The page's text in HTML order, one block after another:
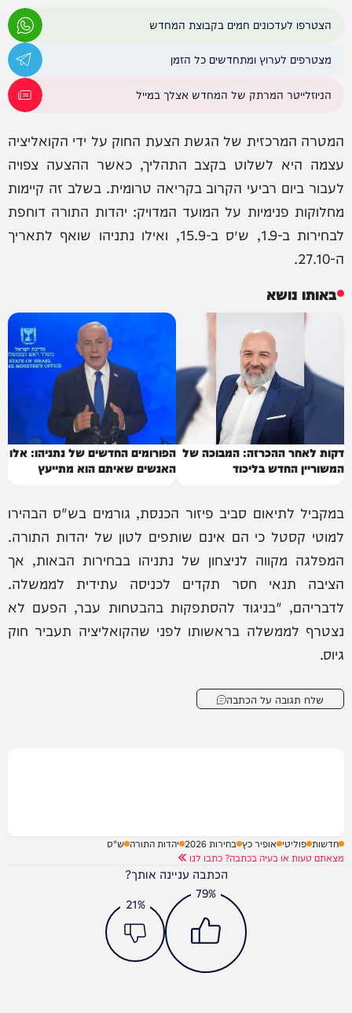
הצטרפו לעדכונים חמים בקבוצת המחדש
מצטרפים לערוץ ומתחדשים כל הזמן
הניוזלייטר המרתק של המחדש אצלך במייל
המטרה המרכזית של הגשת הצעת החוק על ידי הקואליציה
עצמה היא לשלוט בקצב התהליך, כאשר ההצעה צפויה
לעבור ביום רביעי הקרוב בקריאה טרומית. בשלב זה קיימות
מחלוקות פנימיות על המועד המדויק: יהדות התורה דוחפת
לבחירות ב-1.9, ש״ס ב-15.9, ואילו נתניהו שואף לתאריך
ה-27.10.
באותו נושא
דקות לאחר ההכרזה: המבוכה של
המשוריין החדש בליכוד
הפורומים החדשים של נתניהו: אלו
האנשים שאיתם הוא מתייעץ
במקביל לתיאום סביב פיזור הכנסת, גורמים בש"ס הבהירו
למוטי קסטל כי הם אינם שותפים לטון של יהדות התורה.
המפלגה מקווה לניצחון של נתניהו בבחירות הבאות, אך
הציבה תנאי חסר תקדים לכניסה עתידית לממשלה.
לדבריהם, "בניגוד להסתפקות בהבטחות עבר, הפעם לא
נצטרף לממשלה בראשותו לפני שהקואליציה תעביר חוק
גיוס.
שלח תגובה על הכתבה
חדשות פוליטי אופיר כץ בחירות 2026 יהדות התורה ש"ס
מצאתם טעות או בעיה בכתבה? כתבו לנו
הכתבה עניינה אותך?
79%
21%